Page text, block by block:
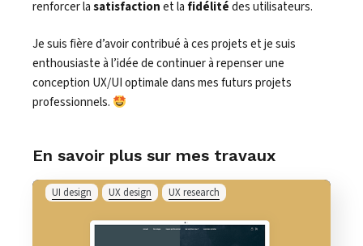
renforcer lasatisfactionet la fidélitédes utilisateurs.
Je suis fière d’avoir contribué à ces projets et je suis
enthousiaste à l’idée de continuer à repenser une
conception UX/UI optimale dans mes futurs projets
professionnels.
En savoir plus sur mes travaux
UI design UX design UX research